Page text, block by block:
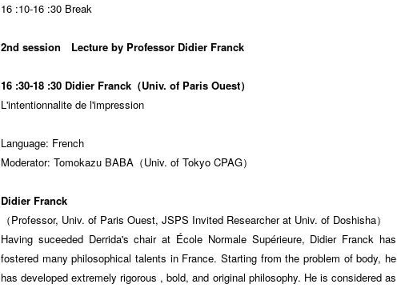
16 :10-16 :30 Break
2nd session Lecture by Professor Didier Franck
16 :30-18 :30 Didier Franck（Univ. of Paris Ouest）
L'intentionnalite de l'impression
Language: French
Moderator: Tomokazu BABA（Univ. of Tokyo CPAG）
Didier Franck
（Professor, Univ. of Paris Ouest, JSPS Invited Researcher at Univ. of Doshisha）
Having suceeded Derrida's chair at École Normale Supérieure, Didier Franck has
fostered many philosophical talents in France. Starting from the problem of body, he
has developed extremely rigorous , bold, and original philosophy. He is considered as